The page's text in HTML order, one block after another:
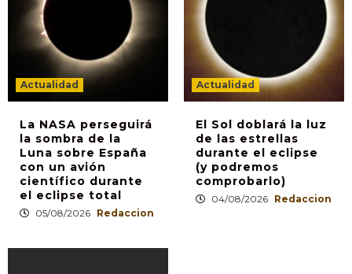
Actualidad
La NASA perseguirá
la sombra de la
Luna sobre España
con un avión
científico durante
el eclipse total
05/08/2026 Redaccion
Actualidad
El Sol doblará la luz
de las estrellas
durante el eclipse
(y podremos
comprobarlo)
04/08/2026 Redaccion